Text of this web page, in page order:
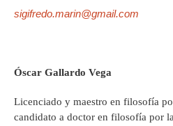
sigifredo.marin@gmail.com
Óscar Gallardo Vega
Licenciado y maestro en filosofía
candidato a doctor en filosofía por